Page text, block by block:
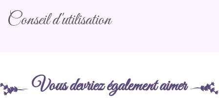
Conseil d'utilisation
Vous devriez également aimer